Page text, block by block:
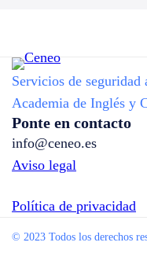
Servicios de
Academia de Inglés y
Ponte en contacto
info@ceneo.es
Aviso legal
Política de privacidad
© 2023 Todos los derechos